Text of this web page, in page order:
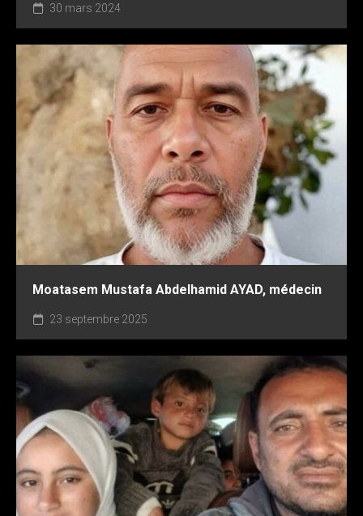
30 mars 2024
Moatasem Mustafa Abdelhamid AYAD, médecin
23 septembre 2025